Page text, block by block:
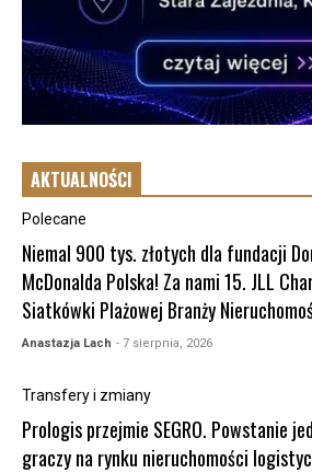
AKTUALNOŚCI
Polecane
Niemal 900 tys. złotych dla fundacji
McDonalda Polska! Za nami 15. JLL
Siatkówki Plażowej Branży
Anastazja Lach - 7 sierpnia, 2026
Transfery i zmiany
Prologis przejmie SEGRO. Powstanie
graczy na rynku nieruchomości